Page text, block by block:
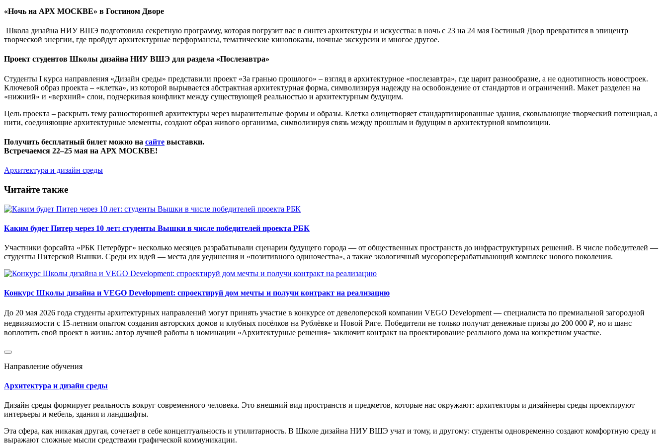
«Ночь на АРХ МОСКВЕ» в Гостином Дворе
Школа дизайна НИУ ВШЭ подготовила секретную программу, которая погрузит вас в синтез архитектуры и искусства: в ночь с 23 на 24 мая Гостиный Двор превратится в эпицентр
творческой энергии, где пройдут архитектурные перформансы, тематические кинопоказы, ночные экскурсии и многое другое.
Проект студентов Школы дизайна НИУ ВШЭ для раздела «Послезавтра»
Студенты I курса направления «Дизайн среды» представили проект «За гранью прошлого» – взгляд в архитектурное «послезавтра», где царит разнообразие, а не однотипность новостроек.
Ключевой образ проекта – «клетка», из которой вырывается абстрактная архитектурная форма, символизируя надежду на освобождение от стандартов и ограничений. Макет разделен на
«нижний» и «верхний» слои, подчеркивая конфликт между существующей реальностью и архитектурным будущим.
Цель проекта – раскрыть тему разносторонней архитектуры через выразительные формы и образы. Клетка олицетворяет стандартизированные здания, сковывающие творческий потенциал, а
нити, соединяющие архитектурные элементы, создают образ живого организма, символизируя связь между прошлым и будущим в архитектурной композиции.
Получить бесплатный билет можно на сайте выставки.
Встречаемся 22–25 мая на АРХ МОСКВЕ!
Архитектура и дизайн среды
Читайте также
Каким будет Питер через 10 лет: студенты Вышки в числе победителей проекта РБК
Участники форсайта «РБК Петербург» несколько месяцев разрабатывали сценарии будущего города — от общественных пространств до инфраструктурных решений. В числе победителей —
студенты Питерской Вышки. Среди их идей — места для уединения и «позитивного одиночества», а также экологичный мусороперерабатывающий комплекс нового поколения.
Конкурс Школы дизайна и VEGO Development: спроектируй дом мечты и получи контракт на реализацию
До 20 мая 2026 года студенты архитектурных направлений могут принять участие в конкурсе от девелоперской компании VEGO Development — специалиста по премиальной загородной
недвижимости с 15-летним опытом создания авторских домов и клубных посёлков на Рублёвке и Новой Риге. Победители не только получат денежные призы до 200 000 ₽, но и шанс
воплотить свой проект в жизнь: автор лучшей работы в номинации «Архитектурные решения» заключит контракт на проектирование реального дома на конкретном участке.
Направление обучения
Архитектура и дизайн среды
Дизайн среды формирует реальность вокруг современного человека. Это внешний вид пространств и предметов, которые нас окружают: архитекторы и дизайнеры среды проектируют
интерьеры и мебель, здания и ландшафты.
Эта сфера, как никакая другая, сочетает в себе концептуальность и утилитарность. В Школе дизайна НИУ ВШЭ учат и тому, и другому: студенты одновременно создают комфортную среду и
выражают сложные мысли средствами графической коммуникации.